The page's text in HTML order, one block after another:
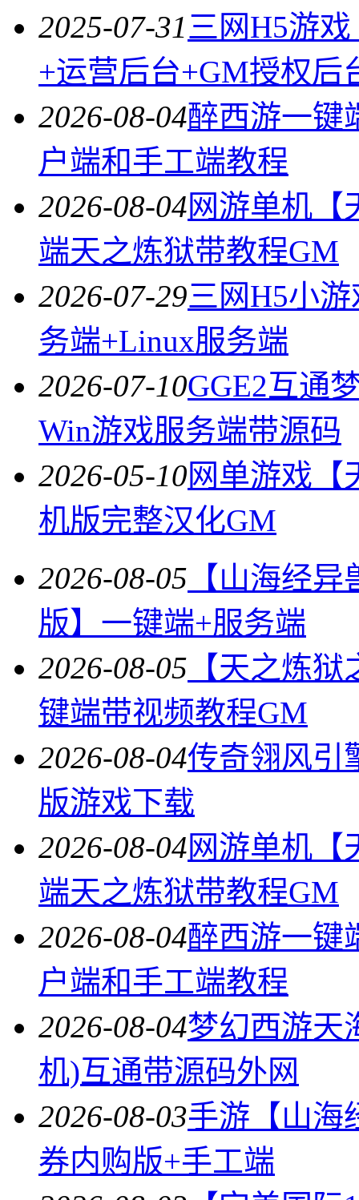
2025-07-31三网H5游
+运营后台+GM授权后
2026-08-04醉西游一键
户端和手工端教程
2026-08-04网游单机【
端天之炼狱带教程GM
2026-07-29三网H5小
务端+Linux服务端
2026-07-10GGE2互通
Win游戏服务端带源码
2026-05-10网单游戏【
机版完整汉化GM
2026-08-05 【山海经
版】一键端+服务端
2026-08-05 【天之炼
键端带视频教程GM
2026-08-04传奇翎风引
版游戏下载
2026-08-04网游单机【
端天之炼狱带教程GM
2026-08-04醉西游一键
户端和手工端教程
2026-08-04梦幻西游天
机)互通带源码外网
2026-08-03手游【山海
券内购版+手工端